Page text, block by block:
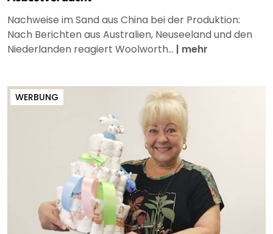
Nachweise im Sand aus China bei der Produktion:
Nach Berichten aus Australien, Neuseeland und den
Niederlanden reagiert Woolworth... | mehr
WERBUNG